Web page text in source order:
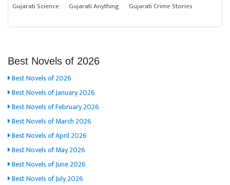
Gujarati Science
Gujarati Anything Gujarati Crime Stories
Best Novels of 2026
Best Novels of 2026
Best Novels of January 2026
Best Novels of February 2026
Best Novels of March 2026
Best Novels of April 2026
Best Novels of May 2026
Best Novels of June 2026
Best Novels of July 2026